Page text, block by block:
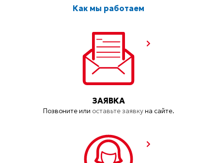
Как мы работаем
ЗАЯВКА
Позвоните или оставьте заявкуна сайте.